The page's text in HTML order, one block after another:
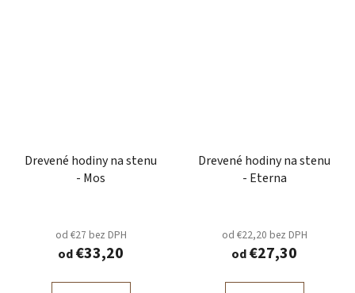
Drevené hodiny na stenu
- Mos
od €27 bez DPH
od€33,20
Drevené hodiny na stenu
- Eterna
od €22,20 bez DPH
od€27,30